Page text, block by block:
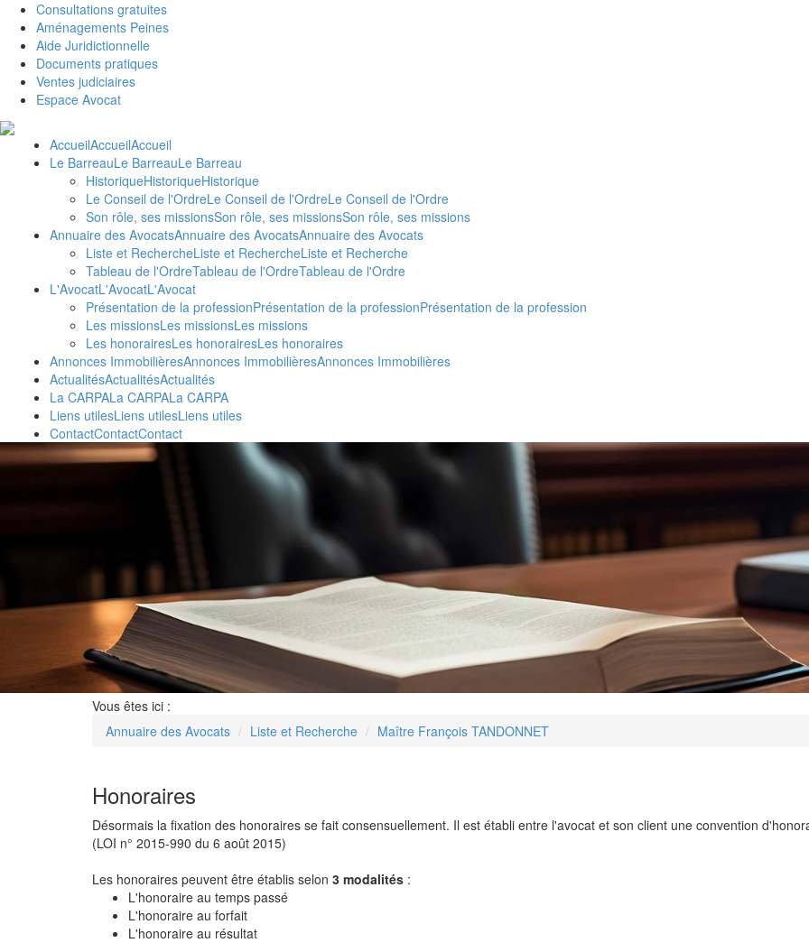
Consultations gratuites
Aménagements Peines
Aide Juridictionnelle
Documents pratiques
Ventes judiciaires
Espace Avocat
AccueilAccueilAccueil
Le BarreauLe BarreauLe Barreau
HistoriqueHistoriqueHistorique
Le Conseil de l'OrdreLe Conseil de l'OrdreLe Conseil de l'Ordre
Son rôle, ses missionsSon rôle, ses missionsSon rôle, ses missions
Annuaire des AvocatsAnnuaire des AvocatsAnnuaire des Avocats
Liste et RechercheListe et RechercheListe et Recherche
Tableau de l'OrdreTableau de l'OrdreTableau de l'Ordre
L'AvocatL'AvocatL'Avocat
Présentation de la professionPrésentation de la professionPrésentation de la profession
Les missionsLes missionsLes missions
Les honorairesLes honorairesLes honoraires
Annonces ImmobilièresAnnonces ImmobilièresAnnonces Immobilières
ActualitésActualitésActualités
La CARPALa CARPALa CARPA
Liens utilesLiens utilesLiens utiles
ContactContactContact
Vous êtes ici :
Annuaire des Avocats
Liste et Recherche Maître François TANDONNET
Honoraires
Désormais la fixation des honoraires se fait consensuellement. Il est établi entre l'avocat et son client une convention
(LOI n° 2015-990 du 6 août 2015)
Les honoraires peuvent être établis selon 3 modalités :
L'honoraire au temps passé
L'honoraire au forfait
L'honoraire au résultat